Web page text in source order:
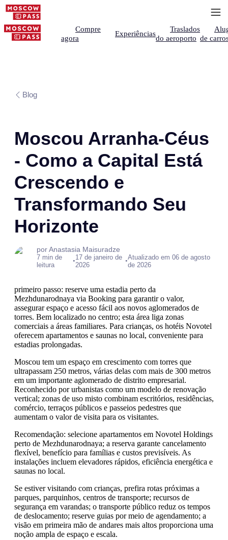
Compre
agora
Experiências
Traslados
do aeroporto de
Blog
Moscou Arranha-Céus
- Como a Capital Está
Crescendo e
Transformando Seu
Horizonte
por Anastasia Maisuradze
7 min de
leitura
•17 de janeiro de
2026
•Atualizado em 06 de agosto
de 2026
primeiro passo: reserve uma estadia perto da
Mezhdunarodnaya via Booking para garantir o valor,
assegurar espaço e acesso fácil aos novos aglomerados de
torres. Bem localizado no centro; esta área liga zonas
comerciais a áreas familiares. Para crianças, os hotéis Novotel
oferecem apartamentos e saunas no local, conveniente para
estadias prolongadas.
Moscou tem um espaço em crescimento com torres que
ultrapassam 250 metros, várias delas com mais de 300 metros
em um importante aglomerado de distrito empresarial.
Reconhecido por urbanistas como um modelo de renovação
vertical; zonas de uso misto combinam escritórios, residências,
comércio, terraços públicos e passeios pedestres que
aumentam o valor de visita para os visitantes.
Recomendação: selecione apartamentos em Novotel Holdings
perto de Mezhdunarodnaya; a reserva garante cancelamento
flexível, benefício para famílias e custos previsíveis. As
instalações incluem elevadores rápidos, eficiência energética e
saunas no local.
Se estiver visitando com crianças, prefira rotas próximas a
parques, parquinhos, centros de transporte; recursos de
segurança em varandas; o transporte público reduz os tempos
de deslocamento; reserve guias por meio de agendamento; a
visão em primeira mão de andares mais altos proporciona uma
noção ampla de espaço e escala.